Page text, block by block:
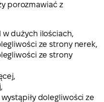
porozmawiać z
dużych ilościach,
ze strony nerek,
ze strony
dolegliwości ze